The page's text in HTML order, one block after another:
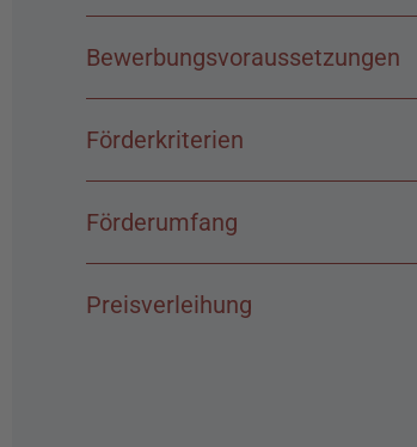
Bewerbungsvoraussetzungen
Förderkriterien
Förderumfang
Preisverleihung